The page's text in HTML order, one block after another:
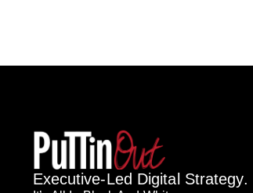
Executive-Led Digital Strategy.